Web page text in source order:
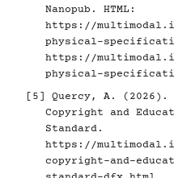
Nanopub. HTML:
https://
physical-
https://
physical-
[5]
Quercy, A. (2026).
Copyright and
Standard.
https://
copyright-and-